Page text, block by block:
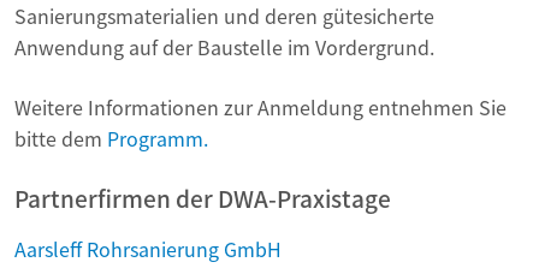
Sanierungsmaterialien und deren gütesicherte
Anwendung auf der Baustelle im Vordergrund.
Weitere Informationen zur Anmeldung entnehmen Sie
bitte dem Programm.
Partnerfirmen der DWA-Praxistage
Aarsleff Rohrsanierung GmbH